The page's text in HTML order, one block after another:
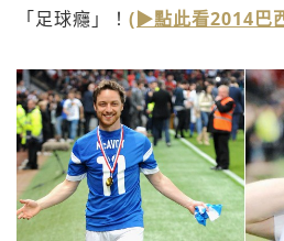
「足球癮」！ (▶點此看2014巴